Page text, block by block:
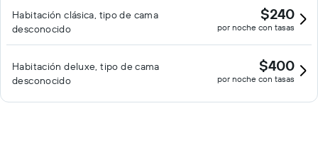
Habitación clásica, tipo de cama
desconocido
$240
por noche con tasas
Habitación deluxe, tipo de cama
desconocido
$400
por noche con tasas